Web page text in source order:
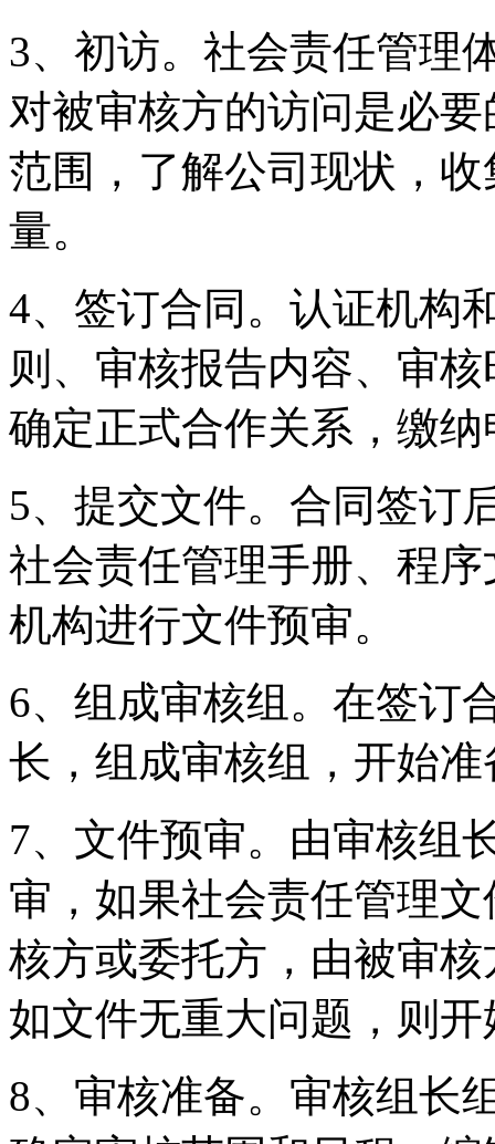
3、初访。社会责任管理
对被审核方的访问是必
范围，了解公司现状，
量。
4、签订合同。认证机构
则、审核报告内容、审
确定正式合作关系，缴
5、提交文件。合同签订
社会责任管理手册、程
机构进行文件预审。
6、组成审核组。在签订
长，组成审核组，开始
7、文件预审。由审核组
审，如果社会责任管理
核方或委托方，由被审
如文件无重大问题，则
8、审核准备。审核组长